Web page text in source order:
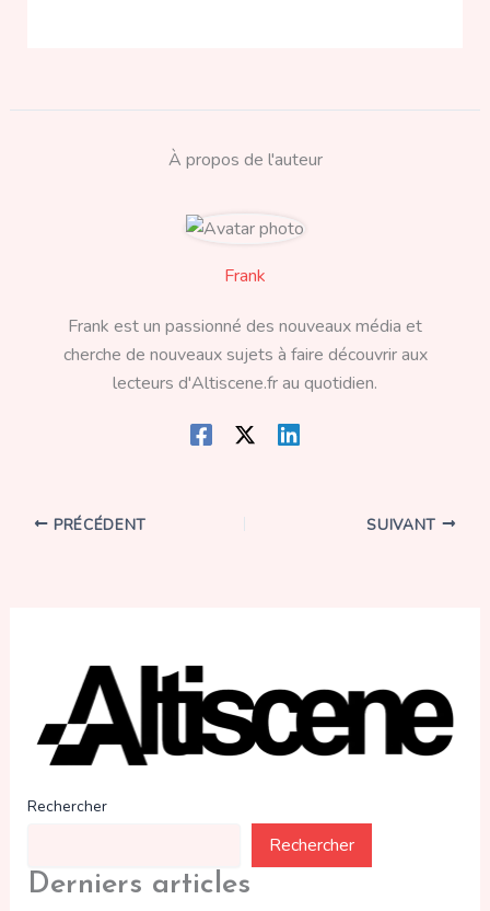
À propos de l'auteur
Frank
Frank est un passionné des nouveaux média et
cherche de nouveaux sujets à faire découvrir aux
lecteurs d'Altiscene.fr au quotidien.
PRÉCÉDENT SUIVANT
Rechercher
Rechercher
Derniers articles